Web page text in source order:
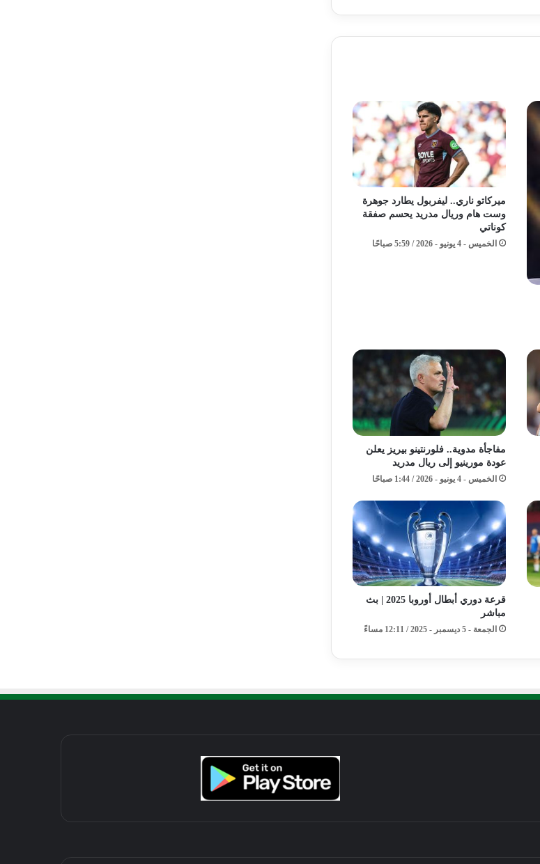
ميركاتو ناري.. ليفربول يطارد جوهرة
وست هام وريال مدريد يحسم صفقة
كوناتي
الخميس - 4 يونيو - 2026 / 5:59 صباحًا
مفاجأة مدوية.. فلورنتينو بيريز يعلن
عودة مورينيو إلى ريال مدريد
الخميس - 4 يونيو - 2026 / 1:44 صباحًا
قرعة دوري أبطال أوروبا 2025 | بث
مباشر
الجمعة - 5 ديسمبر - 2025 / 12:11 مساءً